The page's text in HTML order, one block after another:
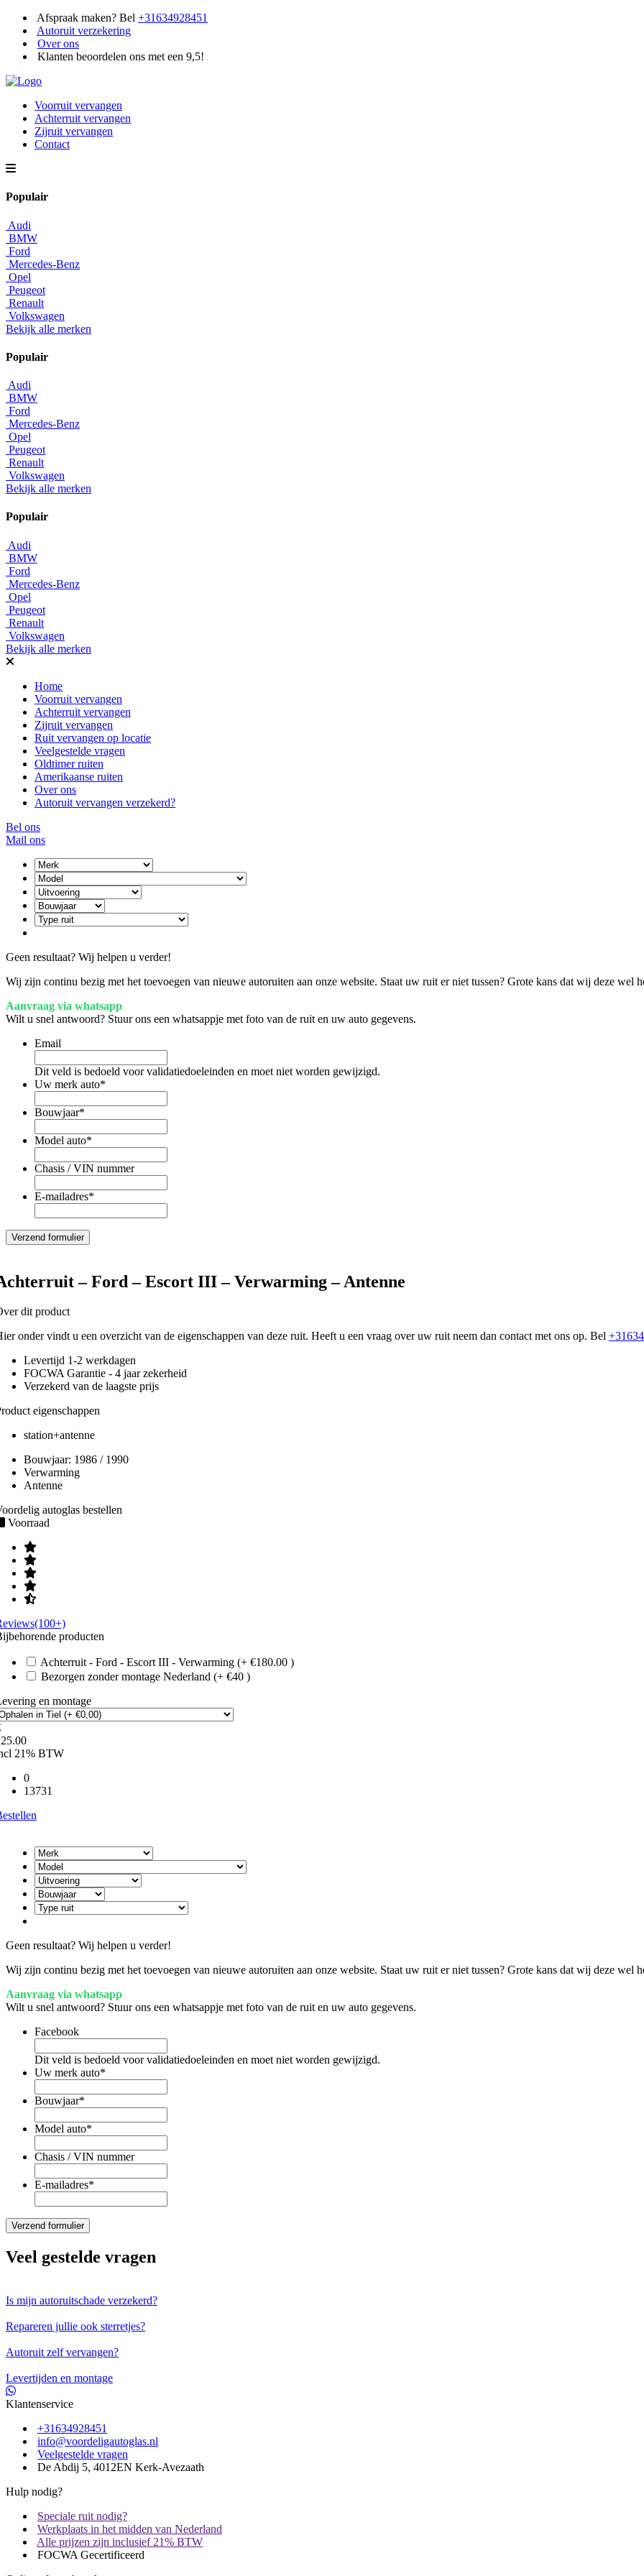
Afspraak maken? Bel +31634928451
Autoruit verzekering
Over ons
Klanten beoordelen ons met een 9,5!
Voorruit vervangen
Achterruit vervangen
Zijruit vervangen
Contact
Populair
Audi
BMW
Ford
Mercedes-Benz
Opel
Peugeot
Renault
Volkswagen
Bekijk alle merken
Populair
Audi
BMW
Ford
Mercedes-Benz
Opel
Peugeot
Renault
Volkswagen
Bekijk alle merken
Populair
Audi
BMW
Ford
Mercedes-Benz
Opel
Peugeot
Renault
Volkswagen
Bekijk alle merken
Home
Voorruit vervangen
Achterruit vervangen
Zijruit vervangen
Ruit vervangen op locatie
Veelgestelde vragen
Oldtimer ruiten
Amerikaanse ruiten
Over ons
Autoruit vervangen verzekerd?
Bel ons
Mail ons
Geen resultaat? Wij helpen u verder!
Wij zijn continu bezig met het toevoegen van nieuwe autoruiten aan onze website. Staat uw ruit er niet tussen? Grote kans dat wij deze
Aanvraag via whatsapp
Wilt u snel antwoord? Stuur ons een whatsappje met foto van de ruit en uw auto gegevens.
Email
Dit veld is bedoeld voor validatiedoeleinden en moet niet worden gewijzigd.
Uw merk auto*
Bouwjaar*
Model auto*
Chasis / VIN nummer
E-mailadres*
– Ford – Escort III – Verwarming – Antenne
dit product
onder vindt u een overzicht van de eigenschappen van deze ruit. Heeft u een vraag over uw ruit neem dan contact met ons op. Bel
Levertijd 1-2 werkdagen
FOCWA Garantie - 4 jaar zekerheid
Verzekerd van de laagste prijs
eigenschappen
station+antenne
Bouwjaar: 1986 / 1990
Verwarming
Antenne
autoglas bestellen
Voorraad
producten
Achterruit - Ford - Escort III - Verwarming (+ €180.00 )
Bezorgen zonder montage Nederland (+ €40 )
en montage
21% BTW
0
13731
Geen resultaat? Wij helpen u verder!
Wij zijn continu bezig met het toevoegen van nieuwe autoruiten aan onze website. Staat uw ruit er niet tussen? Grote kans dat wij deze
Aanvraag via whatsapp
Wilt u snel antwoord? Stuur ons een whatsappje met foto van de ruit en uw auto gegevens.
Facebook
Dit veld is bedoeld voor validatiedoeleinden en moet niet worden gewijzigd.
Uw merk auto*
Bouwjaar*
Model auto*
Chasis / VIN nummer
E-mailadres*
Veel gestelde vragen
Is mijn autoruitschade verzekerd?
Repareren jullie ook sterretjes?
Autoruit zelf vervangen?
Levertijden en montage
Klantenservice
+31634928451
info@voordeligautoglas.nl
Veelgestelde vragen
De Abdij 5, 4012EN Kerk-Avezaath
Hulp nodig?
Speciale ruit nodig?
Werkplaats in het midden van Nederland
Alle prijzen zijn inclusief 21% BTW
FOCWA Gecertificeerd